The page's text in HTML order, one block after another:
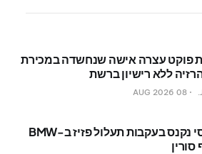
פוקט עצרה אישה שנחשדה במכירת
ללא רישיון ברשת
08 AUG 2026
נהג רוסי נקנס בעקבות תעלול פזיז ב-BMW
סורין